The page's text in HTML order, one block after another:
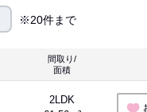
※20件まで
間取り/
面積
2LDK